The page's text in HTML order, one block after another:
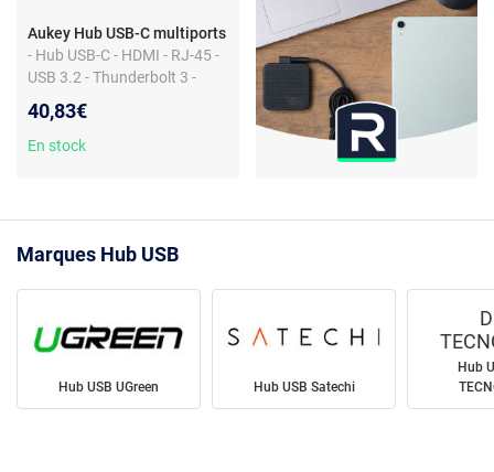
Aukey Hub USB-C multiports
- Hub USB-C - HDMI - RJ-45 -
USB 3.2 - Thunderbolt 3 -
40,83€
En stock
Marques Hub USB
Hub USB UGreen Hub USB Satechi
Hub